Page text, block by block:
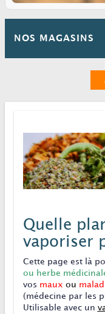
NOS MAGASINS
Quelle
vaporiser
Cette page est là
ou herbe
vos maux ou
(médecine par les
Utilisable avec un